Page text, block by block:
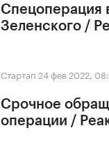
Спецоперация
Зеленского /
Стартап 24 фев 2022,
Срочное
операции /